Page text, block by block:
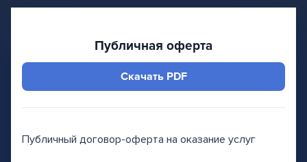
Публичная оферта
Скачать PDF
Публичный договор-оферта на оказание услуг